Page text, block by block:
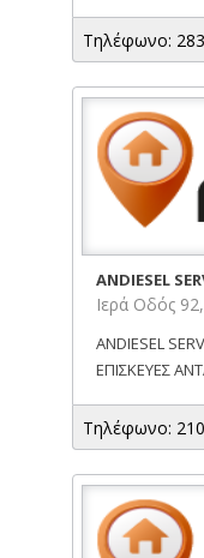
Τηλέφωνο:
ANDIESEL
Ιερά Οδός
ANDIESEL
ΕΠΙΣΚΕΥΕΣ
Τηλέφωνο: